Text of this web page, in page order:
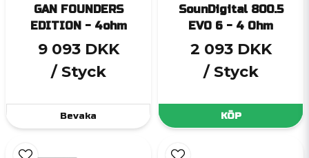
GAN FOUNDERS
EDITION - 4ohm
9 093 DKK
/ Styck
Bevaka
SounDigital 800.5
EVO 6 - 4 Ohm
2 093 DKK
/ Styck
KÖP